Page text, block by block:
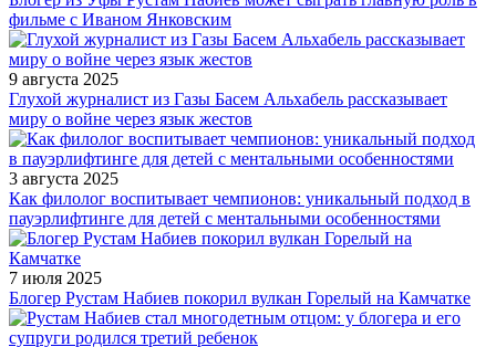
фильме с Иваном Янковским
9 августа 2025
Глухой журналист из Газы Басем Альхабель рассказывает
миру о войне через язык жестов
3 августа 2025
Как филолог воспитывает чемпионов: уникальный подход в
пауэрлифтинге для детей с ментальными особенностями
7 июля 2025
Блогер Рустам Набиев покорил вулкан Горелый на Камчатке